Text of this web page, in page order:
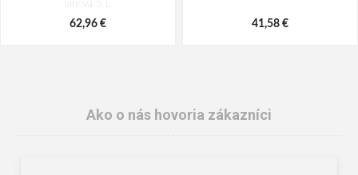
vínová 5 L
62,96 € 41,58 €
Ako o nás hovoria zákazníci